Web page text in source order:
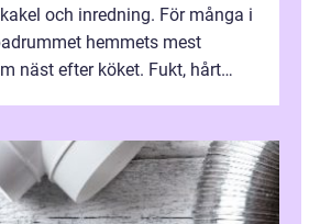
och inredning. För många i
hemmets mest
näst efter köket. Fukt, hårt